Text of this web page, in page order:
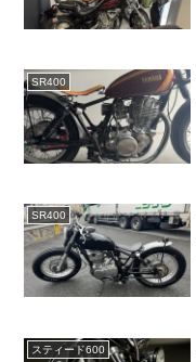
SR400
SR400
スティード600